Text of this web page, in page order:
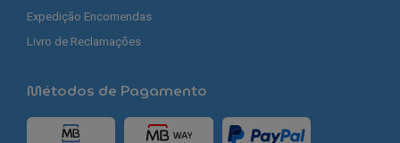
Expedição Encomendas
Livro de Reclamações
Métodos de Pagamento